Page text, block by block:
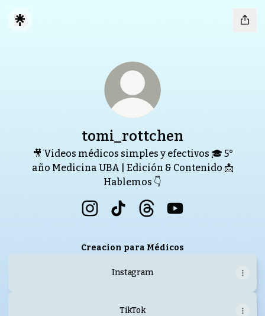
tomi_rottchen
🎥 Videos médicos simples y efectivos 🎓 5°
año Medicina UBA | Edición & Contenido 📩
Hablemos 👇
Creacion para Médicos
Instagram
TikTok